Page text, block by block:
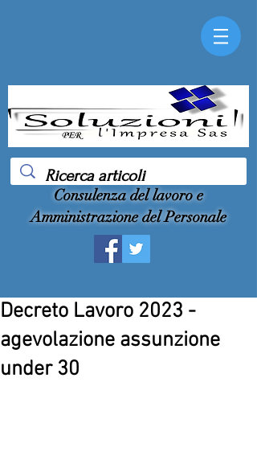
Consulenza del lavoro e
Amministrazione del Personale
Decreto Lavoro 2023 -
agevolazione assunzione
under 30